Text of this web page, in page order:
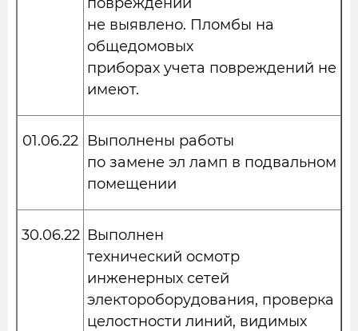
не выявлено. Пломбы на
общедомовых
приборах учета повреждений не
имеют.
01.06.22 Выполнены работы
по замене эл ламп в подвальном
помещении
30.06.22 Выполнен
технический осмотр
инженерных сетей
электороборудования, проверка
целостности линий, видимых